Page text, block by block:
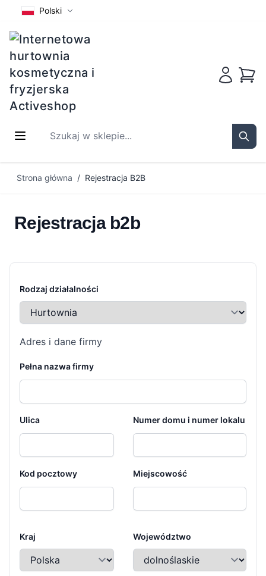
Polski
Szukaj w sklepie...
Strona główna / Rejestracja B2B
Rejestracja b2b
Rodzaj działalności
Adres i dane firmy
Pełna nazwa firmy
Ulica
Kod pocztowy
Numer domu i numer lokalu
Miejscowość
Kraj Województwo